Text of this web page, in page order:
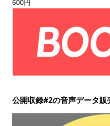
600円
公開収録#2の音声データ販